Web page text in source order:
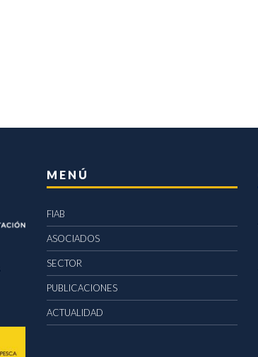
MENÚ
FIAB
ASOCIADOS
SECTOR
PUBLICACIONES
ACTUALIDAD